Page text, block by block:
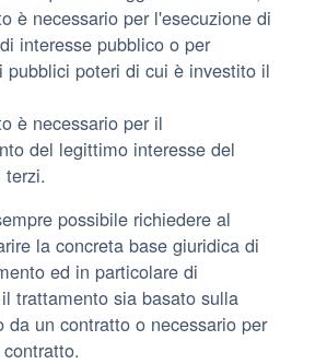
è necessario per l'esecuzione di
interesse pubblico o per
pubblici poteri di cui è investito il
è necessario per il
del legittimo interesse del
possibile richiedere al
la concreta base giuridica di
ed in particolare di
trattamento sia basato sulla
da un contratto o necessario per